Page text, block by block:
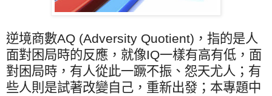
逆境商數AQ (Adversity Quotient) ，指的是人
面對困局時的反應，就像IQ一樣有高有低，面
對困局時，有人從此一蹶不振、怨天尤人；有
些人則是試著改變自己，重新出發；本專題中